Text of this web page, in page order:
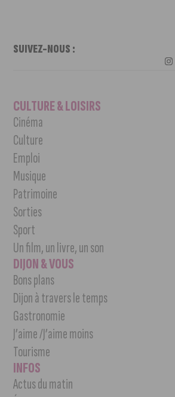
SUIVEZ-NOUS :
CULTURE & LOISIRS
Cinéma
Culture
Emploi
Musique
Patrimoine
Sorties
Sport
Un film, un livre, un son
DIJON & VOUS
Bons plans
Dijon à travers le temps
Gastronomie
J’aime /J’aime moins
Tourisme
INFOS
Actus du matin